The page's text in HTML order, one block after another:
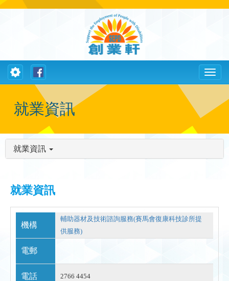
Toggle
Toggle
navigation
就業資訊
就業資訊
就業資訊
機構
輔助器材及技術諮詢服務(賽馬會復康科技診所提
供服務)
電郵
電話 2766 4454